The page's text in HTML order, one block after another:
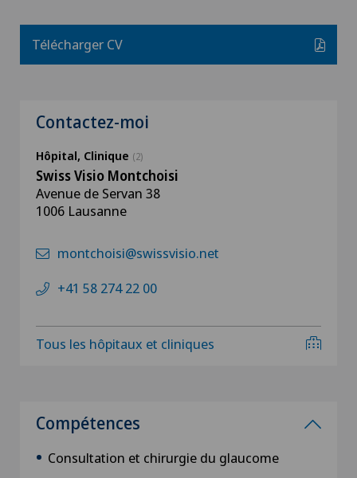
Télécharger CV
Contactez-moi
Hôpital, Clinique (2)
Swiss Visio Montchoisi
Avenue de Servan 38
1006 Lausanne
montchoisi@swissvisio.net
+41 58 274 22 00
Tous les hôpitaux et cliniques
Compétences
Consultation et chirurgie du glaucome